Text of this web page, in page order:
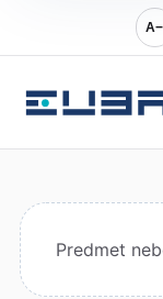
A−
Predmet